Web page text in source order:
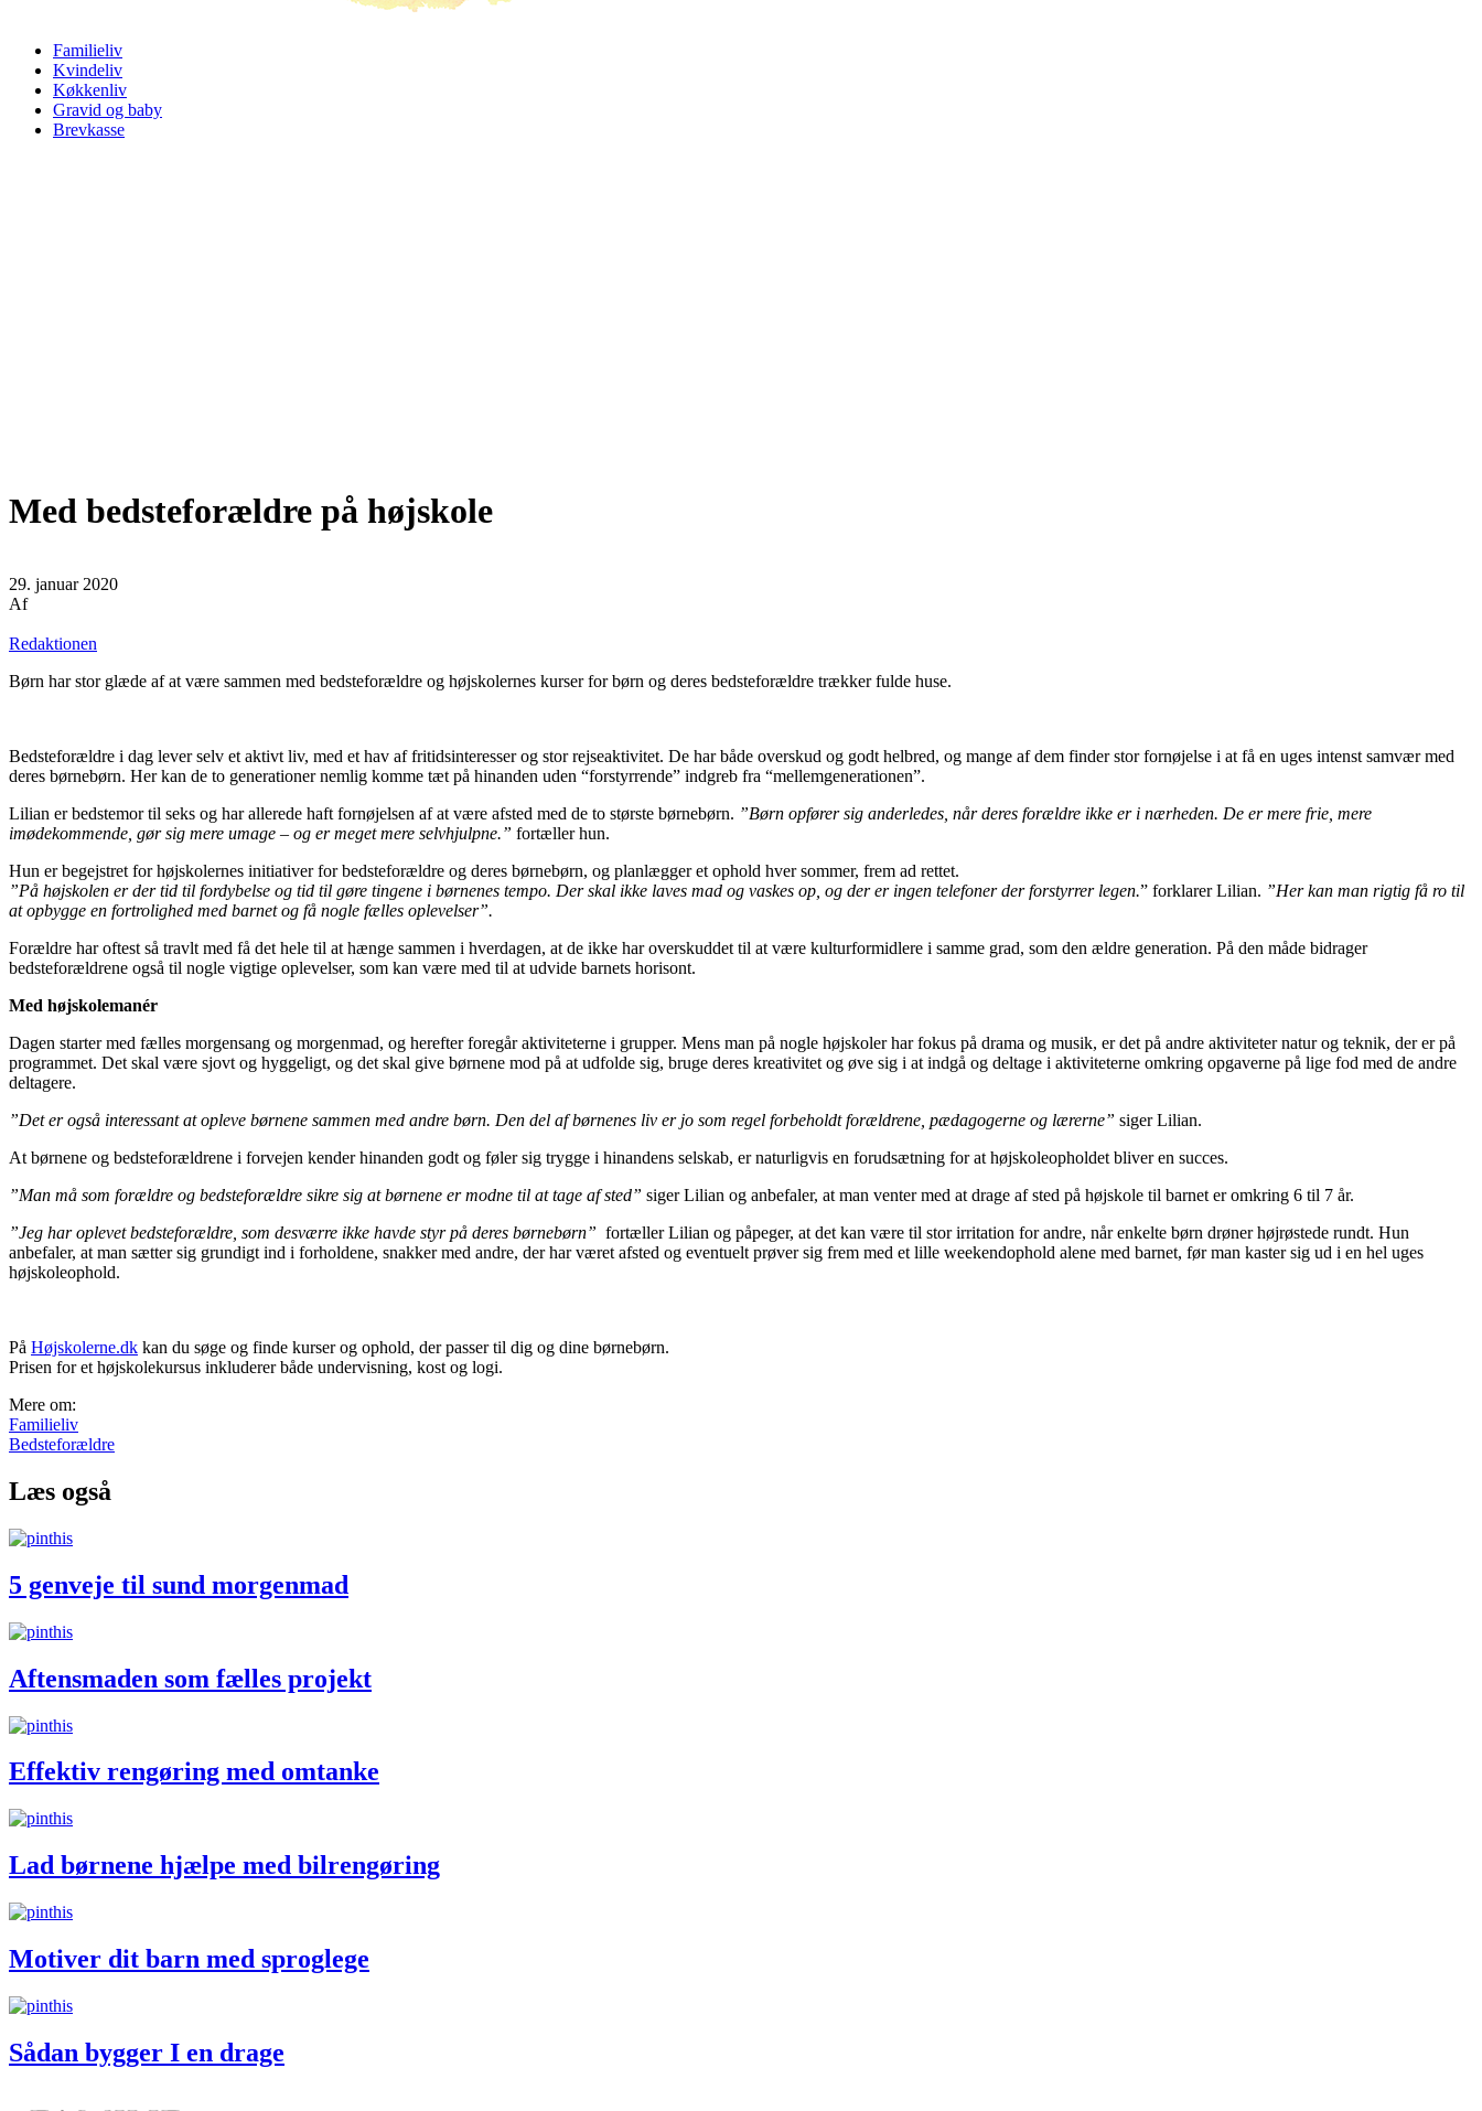
Familieliv
Kvindeliv
Køkkenliv
Gravid og baby
Brevkasse
Med bedsteforældre på højskole
29. januar 2020
Af
Redaktionen
Børn har stor glæde af at være sammen med bedsteforældre og højskolernes kurser for børn og deres bedsteforældre trækker fulde huse.
Bedsteforældre i dag lever selv et aktivt liv, med et hav af fritidsinteresser og stor rejseaktivitet. De har både overskud og godt helbred, og mange af dem finder stor fornøjelse i at få en uges intenst samvær med
deres børnebørn. Her kan de to generationer nemlig komme tæt på hinanden uden “forstyrrende” indgreb fra “mellemgenerationen”.
Lilian er bedstemor til seks og har allerede haft fornøjelsen af at være afsted med de to største børnebørn. ”Børn opfører sig anderledes, når deres forældre ikke er i nærheden. De er mere frie, mere
imødekommende, gør sig mere umage – og er meget mere selvhjulpne.” fortæller hun.
Hun er begejstret for højskolernes initiativer for bedsteforældre og deres børnebørn, og planlægger et ophold hver sommer, frem ad rettet.
”På højskolen er der tid til fordybelse og tid til gøre tingene i børnenes tempo. Der skal ikke laves mad og vaskes op, og der er ingen telefoner der forstyrrer legen.” forklarer Lilian. ”Her kan man rigtig få ro til
at opbygge en fortrolighed med barnet og få nogle fælles oplevelser”.
Forældre har oftest så travlt med få det hele til at hænge sammen i hverdagen, at de ikke har overskuddet til at være kulturformidlere i samme grad, som den ældre generation. På den måde bidrager
bedsteforældrene også til nogle vigtige oplevelser, som kan være med til at udvide barnets horisont.
Med højskolemanér
Dagen starter med fælles morgensang og morgenmad, og herefter foregår aktiviteterne i grupper. Mens man på nogle højskoler har fokus på drama og musik, er det på andre aktiviteter natur og teknik, der er på
programmet. Det skal være sjovt og hyggeligt, og det skal give børnene mod på at udfolde sig, bruge deres kreativitet og øve sig i at indgå og deltage i aktiviteterne omkring opgaverne på lige fod med de andre
deltagere.
”Det er også interessant at opleve børnene sammen med andre børn. Den del af børnenes liv er jo som regel forbeholdt forældrene, pædagogerne og lærerne” siger Lilian.
At børnene og bedsteforældrene i forvejen kender hinanden godt og føler sig trygge i hinandens selskab, er naturligvis en forudsætning for at højskoleopholdet bliver en succes.
”Man må som forældre og bedsteforældre sikre sig at børnene er modne til at tage af sted” siger Lilian og anbefaler, at man venter med at drage af sted på højskole til barnet er omkring 6 til 7 år.
”Jeg har oplevet bedsteforældre, som desværre ikke havde styr på deres børnebørn” fortæller Lilian og påpeger, at det kan være til stor irritation for andre, når enkelte børn drøner højrøstede rundt. Hun
anbefaler, at man sætter sig grundigt ind i forholdene, snakker med andre, der har været afsted og eventuelt prøver sig frem med et lille weekendophold alene med barnet, før man kaster sig ud i en hel uges
højskoleophold.
På Højskolerne.dk kan du søge og finde kurser og ophold, der passer til dig og dine børnebørn.
Prisen for et højskolekursus inkluderer både undervisning, kost og logi.
Mere om:
Familieliv
Bedsteforældre
Læs også
5 genveje til sund morgenmad
Aftensmaden som fælles projekt
Effektiv rengøring med omtanke
Lad børnene hjælpe med bilrengøring
Motiver dit barn med sproglege
Sådan bygger I en drage